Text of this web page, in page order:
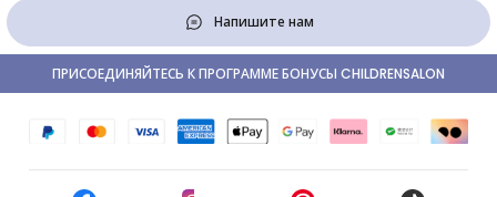
Напишите нам
ПРИСОЕДИНЯЙТЕСЬ К ПРОГРАММЕ БОНУСЫ CHILDRENSALON